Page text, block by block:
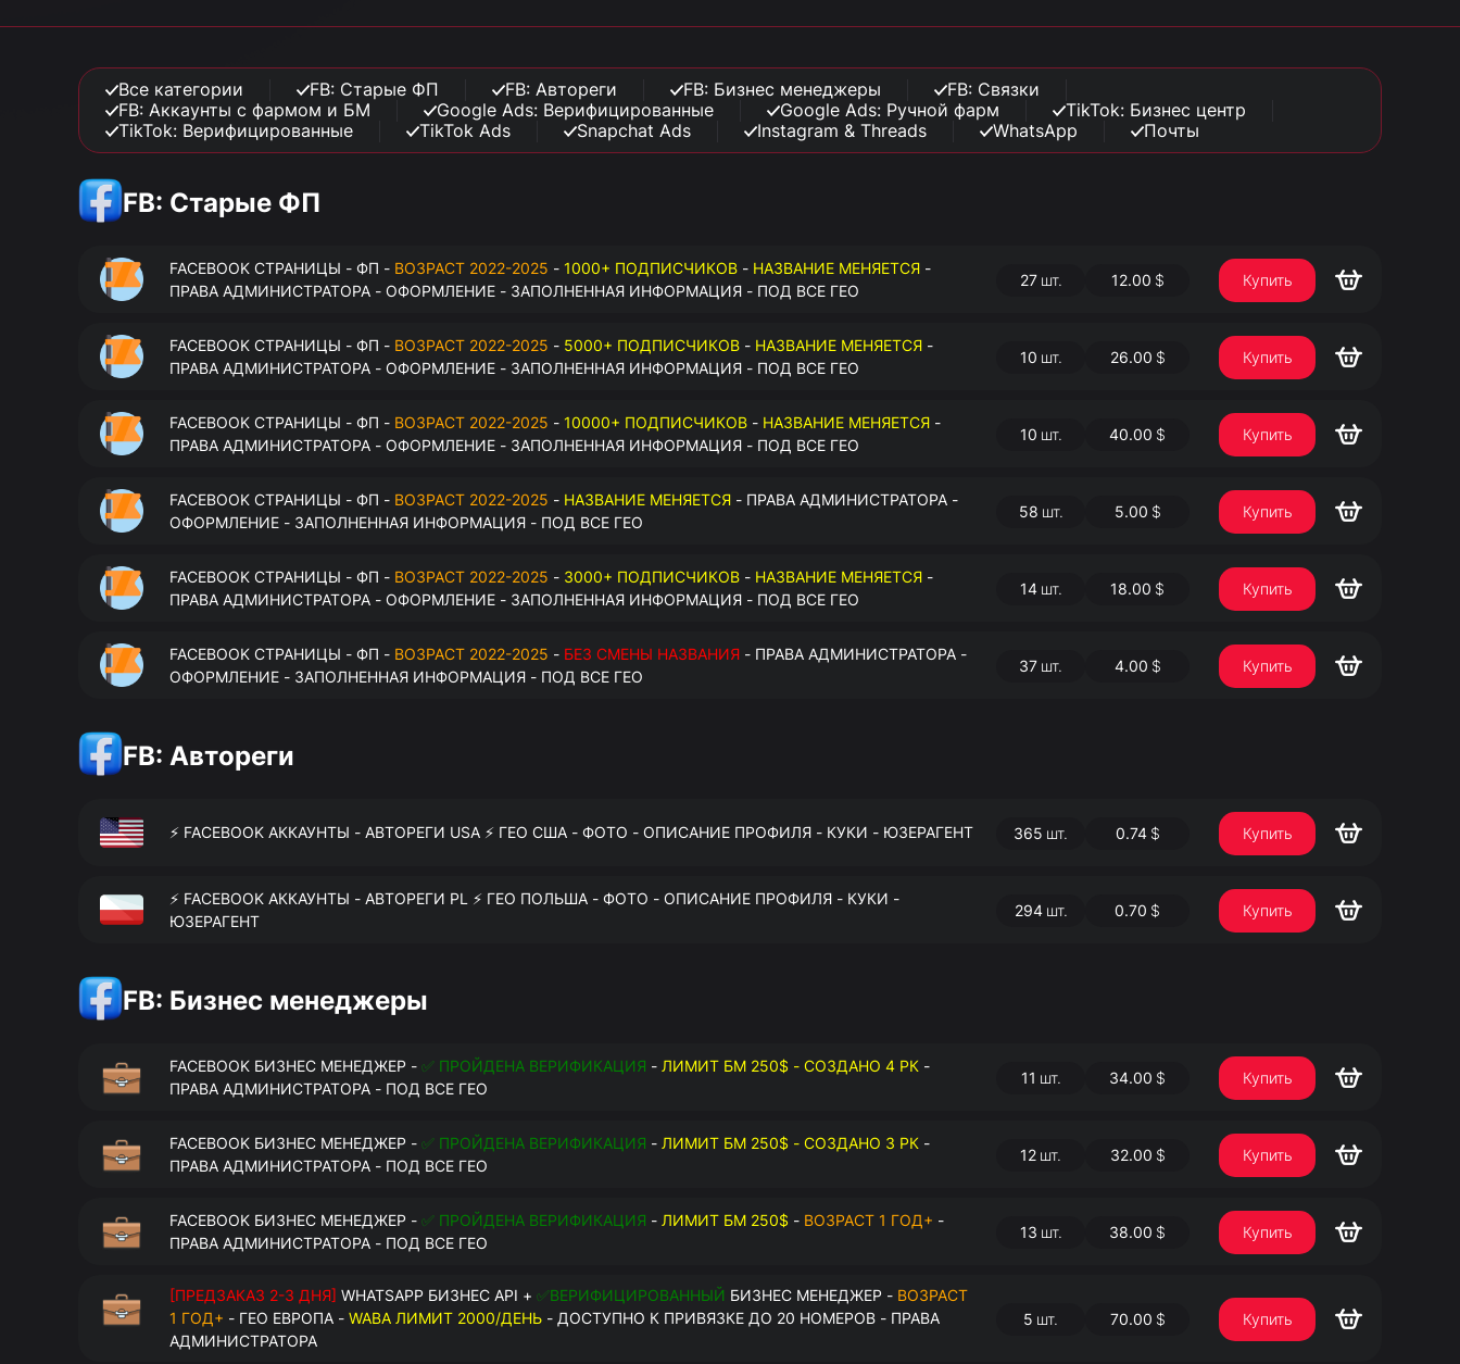
Все категории FB: Старые ФП FB: Автореги FB: Бизнес менеджеры
FB: Связки
FB: Аккаунты с фармом и БМ
Google Ads: Верифицированные Google Ads: Ручной фарм
TikTok: Бизнес центр
TikTok: Верифицированные
TikTok Ads Snapchat Ads Instagram & Threads WhatsApp Почты
FB: Старые ФП
FACEBOOK СТРАНИЦЫ - ФП - ВОЗРАСТ 2022-2025 - 1000+ ПОДПИСЧИКОВ - НАЗВАНИЕ МЕНЯЕТСЯ -
ПРАВА АДМИНИСТРАТОРА - ОФОРМЛЕНИЕ - ЗАПОЛНЕННАЯ ИНФОРМАЦИЯ - ПОД ВСЕ ГЕО
27 шт. 12.00 $ Купить
FACEBOOK СТРАНИЦЫ - ФП - ВОЗРАСТ 2022-2025 - 5000+ ПОДПИСЧИКОВ - НАЗВАНИЕ МЕНЯЕТСЯ -
ПРАВА АДМИНИСТРАТОРА - ОФОРМЛЕНИЕ - ЗАПОЛНЕННАЯ ИНФОРМАЦИЯ - ПОД ВСЕ ГЕО
10 шт. 26.00 $ Купить
FACEBOOK СТРАНИЦЫ - ФП - ВОЗРАСТ 2022-2025 - 10000+ ПОДПИСЧИКОВ - НАЗВАНИЕ МЕНЯЕТСЯ -
ПРАВА АДМИНИСТРАТОРА - ОФОРМЛЕНИЕ - ЗАПОЛНЕННАЯ ИНФОРМАЦИЯ - ПОД ВСЕ ГЕО
10 шт. 40.00 $ Купить
FACEBOOK СТРАНИЦЫ - ФП - ВОЗРАСТ 2022-2025 - НАЗВАНИЕ МЕНЯЕТСЯ - ПРАВА АДМИНИСТРАТОРА -
ОФОРМЛЕНИЕ - ЗАПОЛНЕННАЯ ИНФОРМАЦИЯ - ПОД ВСЕ ГЕО
58 шт. 5.00 $ Купить
FACEBOOK СТРАНИЦЫ - ФП - ВОЗРАСТ 2022-2025 - 3000+ ПОДПИСЧИКОВ - НАЗВАНИЕ МЕНЯЕТСЯ -
ПРАВА АДМИНИСТРАТОРА - ОФОРМЛЕНИЕ - ЗАПОЛНЕННАЯ ИНФОРМАЦИЯ - ПОД ВСЕ ГЕО
14 шт. 18.00 $ Купить
FACEBOOK СТРАНИЦЫ - ФП - ВОЗРАСТ 2022-2025 - БЕЗ СМЕНЫ НАЗВАНИЯ - ПРАВА АДМИНИСТРАТОРА -
ОФОРМЛЕНИЕ - ЗАПОЛНЕННАЯ ИНФОРМАЦИЯ - ПОД ВСЕ ГЕО
37 шт. 4.00 $ Купить
FB: Автореги
⚡️ FACEBOOK АККАУНТЫ - АВТОРЕГИ USA ⚡️ ГЕО США - ФОТО - ОПИСАНИЕ ПРОФИЛЯ - КУКИ - ЮЗЕРАГЕНТ 365 шт. 0.74 $ Купить
⚡️ FACEBOOK АККАУНТЫ - АВТОРЕГИ PL ⚡️ ГЕО ПОЛЬША - ФОТО - ОПИСАНИЕ ПРОФИЛЯ - КУКИ -
ЮЗЕРАГЕНТ
294 шт. 0.70 $ Купить
FB: Бизнес менеджеры
FACEBOOK БИЗНЕС МЕНЕДЖЕР - ✅ ПРОЙДЕНА ВЕРИФИКАЦИЯ - ЛИМИТ БМ 250$ - СОЗДАНО 4 РК -
ПРАВА АДМИНИСТРАТОРА - ПОД ВСЕ ГЕО
11 шт. 34.00 $ Купить
FACEBOOK БИЗНЕС МЕНЕДЖЕР - ✅ ПРОЙДЕНА ВЕРИФИКАЦИЯ - ЛИМИТ БМ 250$ - СОЗДАНО 3 РК -
ПРАВА АДМИНИСТРАТОРА - ПОД ВСЕ ГЕО
12 шт. 32.00 $ Купить
FACEBOOK БИЗНЕС МЕНЕДЖЕР - ✅ ПРОЙДЕНА ВЕРИФИКАЦИЯ - ЛИМИТ БМ 250$ - ВОЗРАСТ 1 ГОД+ -
ПРАВА АДМИНИСТРАТОРА - ПОД ВСЕ ГЕО
13 шт. 38.00 $ Купить
[ПРЕДЗАКАЗ 2-3 ДНЯ] WHATSAPP БИЗНЕС API + ✅ВЕРИФИЦИРОВАННЫЙ БИЗНЕС МЕНЕДЖЕР - ВОЗРАСТ
1 ГОД+ - ГЕО ЕВРОПА - WABA ЛИМИТ 2000/ДЕНЬ - ДОСТУПНО К ПРИВЯЗКЕ ДО 20 НОМЕРОВ - ПРАВА
АДМИНИСТРАТОРА
5 шт. 70.00 $ Купить
$